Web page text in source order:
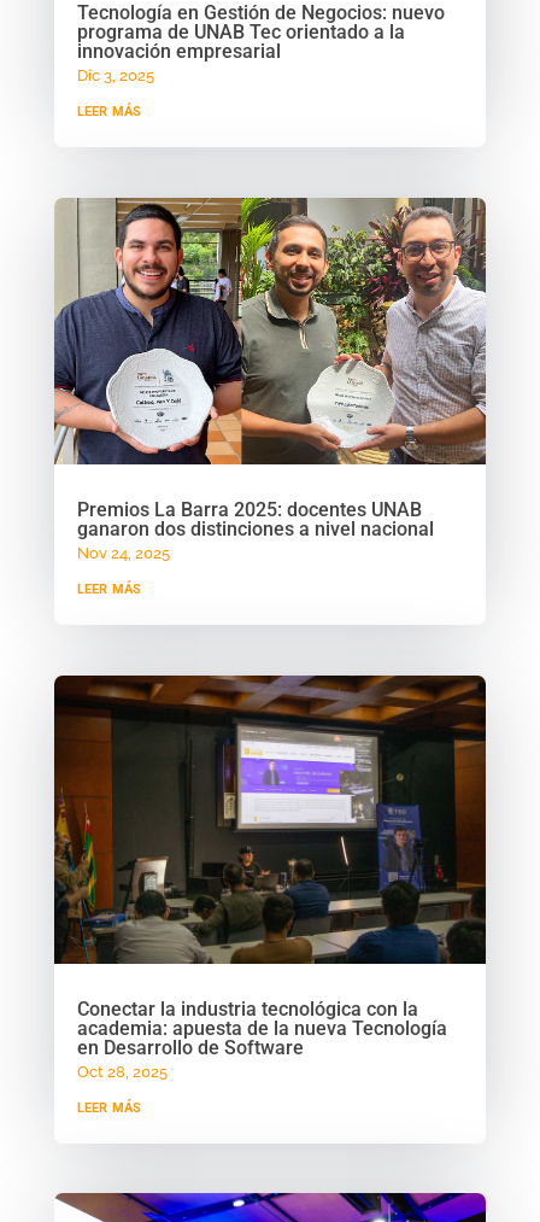
Tecnología en Gestión de Negocios: nuevo
programa de UNAB Tec orientado a la
innovación empresarial
Dic 3, 2025
leer más
Premios La Barra 2025: docentes UNAB
ganaron dos distinciones a nivel nacional
Nov 24, 2025
leer más
Conectar la industria tecnológica con la
academia: apuesta de la nueva Tecnología
en Desarrollo de Software
Oct 28, 2025
leer más